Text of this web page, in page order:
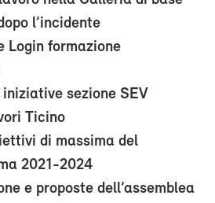
l’incidente
Login formazione
sezione SEV
Ticino
di massima del
2021-2024
e proposte dell’assemblea